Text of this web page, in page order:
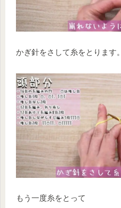
かぎ針をさして糸をとります。
もう一度糸をとって